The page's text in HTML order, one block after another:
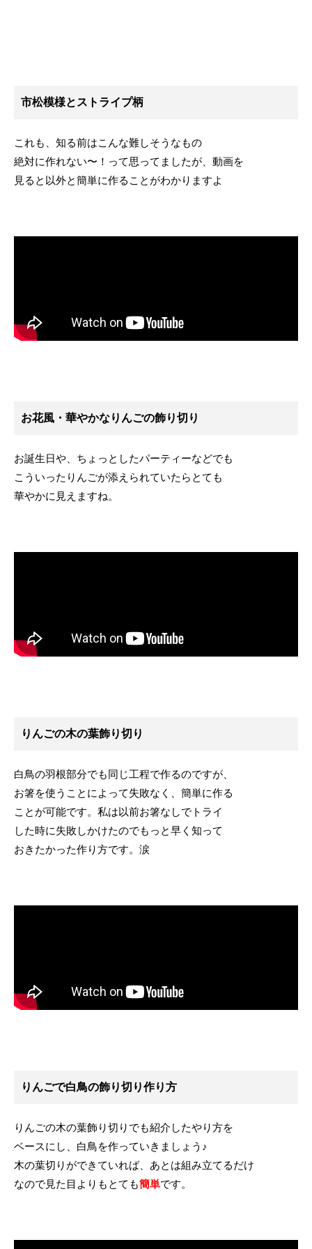
市松模様とストライプ柄
これも、知る前はこんな難しそうなもの
絶対に作れない〜！って思ってましたが、動画を
見ると以外と簡単に作ることがわかりますよ
お花風・華やかなりんごの飾り切り
お誕生日や、ちょっとしたパーティーなどでも
こういったりんごが添えられていたらとても
華やかに見えますね。
りんごの木の葉飾り切り
白鳥の羽根部分でも同じ工程で作るのですが、
お箸を使うことによって失敗なく、簡単に作る
ことが可能です。私は以前お箸なしでトライ
した時に失敗しかけたのでもっと早く知って
おきたかった作り方です。涙
りんごで白鳥の飾り切り作り方
りんごの木の葉飾り切りでも紹介したやり方を
ベースにし、白鳥を作っていきましょう♪
木の葉切りができていれば、あとは組み立てるだけ
なので見た目よりもとても簡単です。